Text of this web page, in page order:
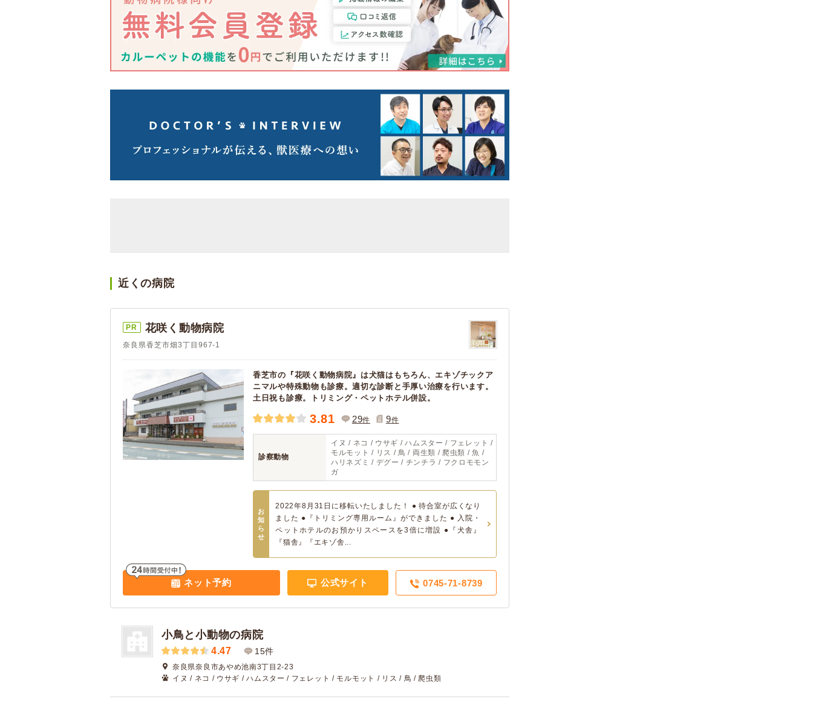
近くの病院
PR 花咲く動物病院
奈良県香芝市畑3丁目967-1
香芝市の『花咲く動物病院』は犬猫はもちろん、エキゾチックア
ニマルや特殊動物も診療。適切な診断と手厚い治療を行います。
土日祝も診療。トリミング・ペットホテル併設。
3.81 29件 9件
診察動物
イヌ / ネコ / ウサギ / ハムスター / フェレット /
モルモット / リス / 鳥 / 両生類 / 爬虫類 / 魚 /
ハリネズミ / デグー / チンチラ / フクロモモン
ガ
お
知
ら
せ
2022年8月31日に移転いたしました！ ● 待合室が広くなり
ました ●『トリミング専用ルーム』ができました ● 入院・
ペットホテルのお預かりスペースを3倍に増設 ●『犬舎』
『猫舎』『エキゾ舎...
ネット予約 公式サイト 0745-71-8739
小鳥と小動物の病院
4.47 15件
奈良県奈良市あやめ池南3丁目2-23
イヌ / ネコ / ウサギ / ハムスター / フェレット / モルモット / リス / 鳥 / 爬虫類